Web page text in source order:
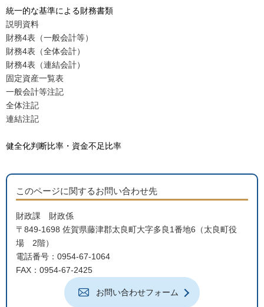
統一的な基準による財務書類
説明資料
財務4表（一般会計等）
財務4表（全体会計）
財務4表（連結会計）
固定資産一覧表
一般会計等注記
全体注記
連結注記
健全化判断比率・資金不足比率
このページに関するお問い合わせ先
財政課 財政係
〒849-1698 佐賀県藤津郡太良町大字多良1番地6（太良町役
場 2階）
電話番号：0954-67-1064
FAX：0954-67-2425
お問い合わせフォーム